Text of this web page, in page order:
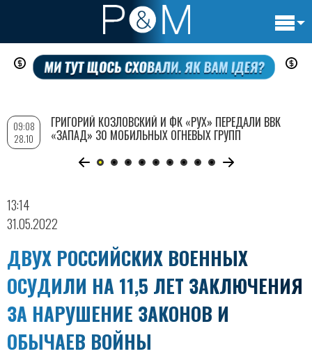
Перейти
содержанию
13:14
31.05.2022
ДВУХ РОССИЙСКИХ ВОЕННЫХ
ОСУДИЛИ НА 11,5 ЛЕТ ЗАКЛЮЧЕНИЯ
ЗА НАРУШЕНИЕ ЗАКОНОВ И
ОБЫЧАЕВ ВОЙНЫ
09:08
28.10
ГРИГОРИЙ КОЗЛОВСКИЙ И ФК «РУХ» ПЕРЕДАЛИ ВВК
«ЗАПАД» 30 МОБИЛЬНЫХ ОГНЕВЫХ ГРУПП